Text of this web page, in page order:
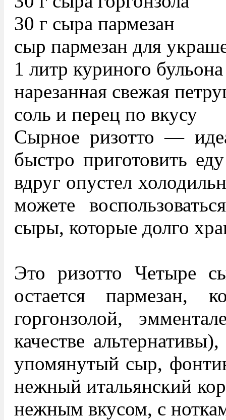
30 г сыра пармезан
сыр пармезан для
1 литр куриного бульона
нарезанная свежая
соль и перец по вкусу
Сырное ризотто —
быстро приготовить
вдруг опустел
можете
сыры, которые долго
Это ризотто Четыре
остается пармезан,
горгонзолой,
качестве
упомянутый сыр,
нежный итальянский
нежным вкусом, с